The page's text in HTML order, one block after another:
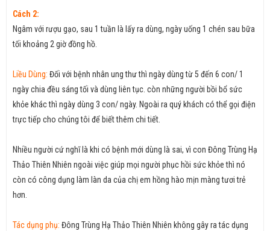
Cách 2:
Ngâm với rượu gạo, sau 1 tuần là lấy ra dùng, ngày uống 1 chén sau bữa
tối khoảng 2 giờ đồng hồ.
Liều Dùng: Đối với bệnh nhân ung thư thì ngày dùng từ 5 đến 6 con/ 1
ngày chia đều sáng tối và dùng liên tục. còn những người bồi bổ sức
khỏe khác thì ngày dùng 3 con/ ngày. Ngoài ra quý khách có thể gọi điện
trực tiếp cho chúng tôi để biết thêm chi tiết.
Nhiều người cứ nghĩ là khi có bệnh mới dùng là sai, vì con Đông Trùng Hạ
Thảo Thiên Nhiên ngoài việc giúp mọi người phục hồi sức khỏe thì nó
còn có công dụng làm làn da của chị em hồng hào mịn màng tươi trẻ
hơn.
Tác dụng phụ: Đông Trùng Hạ Thảo Thiên Nhiên không gây ra tác dụng